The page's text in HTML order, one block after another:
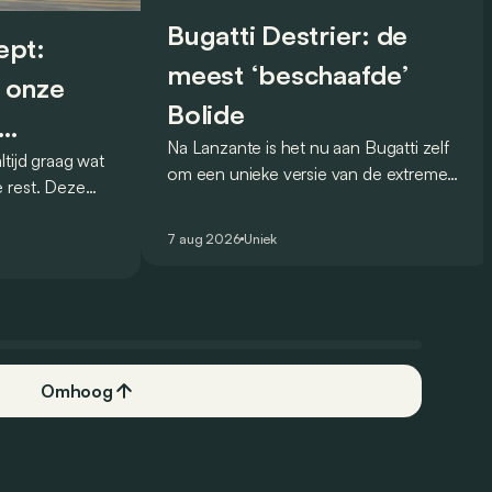
graag wat
rest. Deze
Bugatti Destrier: de
meest ‘beschaafde’
Bolide
Na Lanzante is het nu aan Bugatti zelf
om een unieke versie van de extreme
openbare weg.
7 aug 2026 Uniek
Omhoog